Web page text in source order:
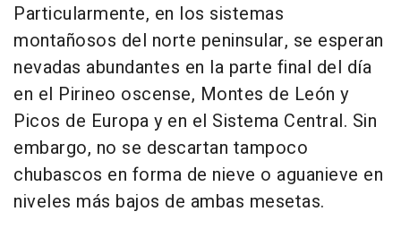
Particularmente, en los sistemas
montañosos del norte peninsular, se esperan
nevadas abundantes en la parte final del día
en el Pirineo oscense, Montes de León y
Picos de Europa y en el Sistema Central. Sin
embargo, no se descartan tampoco
chubascos en forma de nieve o aguanieve en
niveles más bajos de ambas mesetas.